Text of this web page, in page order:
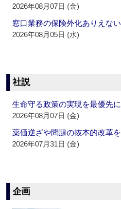
2026年08月07日 (金)
窓口業務の保険外化ありえない
2026年08月05日 (水)
社説
生命守る政策の実現を最優先に
2026年08月07日 (金)
薬価逆ざや問題の抜本的改革を
2026年07月31日 (金)
企画